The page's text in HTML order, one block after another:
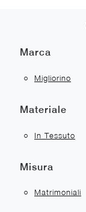
Marca
Migliorino
Materiale
In Tessuto
Misura
Matrimoniali